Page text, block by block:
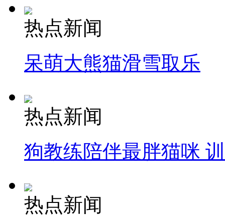
热点新闻
呆萌大熊猫滑雪取乐
热点新闻
狗教练陪伴最胖猫咪
热点新闻